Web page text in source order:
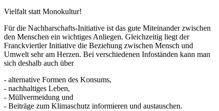
Vielfalt statt Monokultur!
Für die Nachbarschafts-Initiative ist das gute Miteinander zwischen
den Menschen ein wichtiges Anliegen. Gleichzeitig liegt der
Franckviertler Initiative die Beziehung zwischen Mensch und
Umwelt sehr am Herzen. Bei verschiedenen Infoständen kann man
sich deshalb auch über
- alternative Formen des Konsums,
- nachhaltiges Leben,
- Müllvermeidung und
- Beiträge zum Klimaschutz informieren und austauschen.